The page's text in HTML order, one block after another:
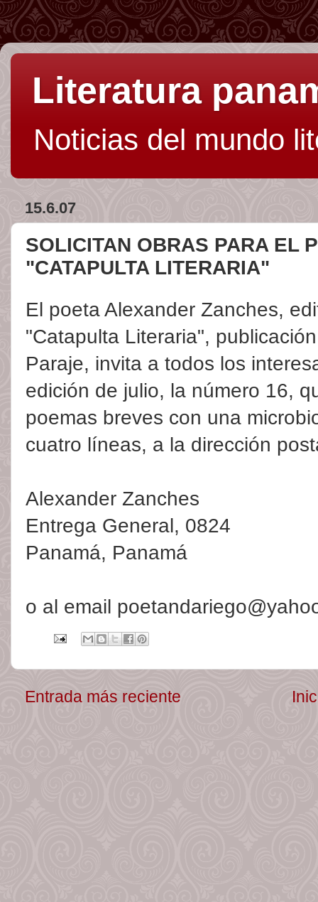
Literatura
Noticias del mundo
15.6.07
SOLICITAN OBRAS PARA EL
"CATAPULTA LITERARIA"
El poeta Alexander Zanches,
"Catapulta Literaria",
Paraje, invita a todos los
edición de julio, la número 16,
poemas breves con una
cuatro líneas, a la dirección
Alexander Zanches
Entrega General, 0824
Panamá, Panamá
o al email
Entrada más reciente